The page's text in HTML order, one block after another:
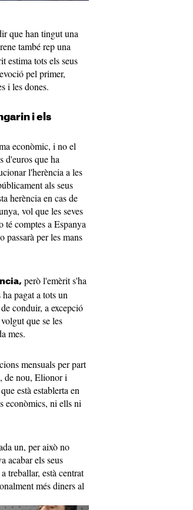
que han tingut una
també rep una
estima tots els seus
pel primer,
i les dones.
i els
econòmic, i no el
d'euros que ha
l'herència a les
als seus
herència en cas de
vol que les seves
comptes a Espanya
passarà per les mans
però l'emèrit s'ha
pagat a tots un
conduir, a excepció
que se les
mes.
mensuals per part
de nou, Elionor i
està establerta en
econòmics, ni ells ni
un, per això no
acabar els seus
treballar, està centrat
més diners al